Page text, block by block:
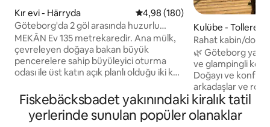
Kır evi - Härryda 5 üzerinden ortalama 4,98
4,98 (180)
Göteborg'da 2 göl arasında huzurlu
yazlık ev
MEKÂN Ev 135 metrekaredir. Ana mülk,
çevreleyen doğaya bakan büyük
pencerelere sahip büyüleyici oturma
odası ile üst katın açık planlı olduğu iki katı
mutfak alanı, rahat bir şömineye sahip
açık yemek odası ve masa, boyama
bölgesi ve serinleme alanına sahip küçük
Kulübe - Tollered
Rahat kabin/doğal
havuz/jakuzi/
🌿 Göteborg
ve glampingli
Doğayı ve
arkadaşlar ve
mükemmel. • Tam donanımlı mutfak. •
Odun ateşli jakuzi • Evcil hayvan
edilir • Lüks kamp
Fiskebäcksbadet yakınındaki kiralık tatil
yerlerinde sunulan popüler olanaklar